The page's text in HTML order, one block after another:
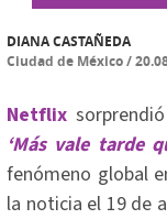
DIANA CASTAÑEDA
Ciudad de México/
Netflix
‘Más vale tarde
fenómeno global
la noticia el 19 de